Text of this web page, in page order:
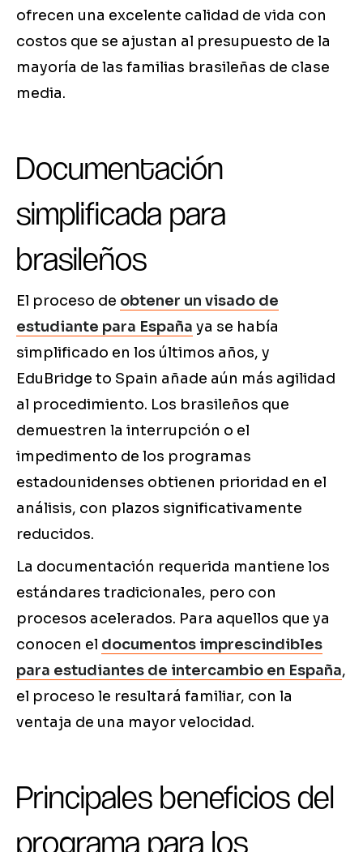
ofrecen una excelente calidad de vida con
costos que se ajustan al presupuesto de la
mayoría de las familias brasileñas de clase
media.
Documentación
simplificada para
brasileños
El proceso de obtener un visado de
estudiante para España ya se había
simplificado en los últimos años, y
EduBridge to Spain añade aún más agilidad
al procedimiento. Los brasileños que
demuestren la interrupción o el
impedimento de los programas
estadounidenses obtienen prioridad en el
análisis, con plazos significativamente
reducidos.
La documentación requerida mantiene los
estándares tradicionales, pero con
procesos acelerados. Para aquellos que ya
conocen el documentos imprescindibles
para estudiantes de intercambio en España,
el proceso le resultará familiar, con la
ventaja de una mayor velocidad.
Principales beneficios del
programa para los